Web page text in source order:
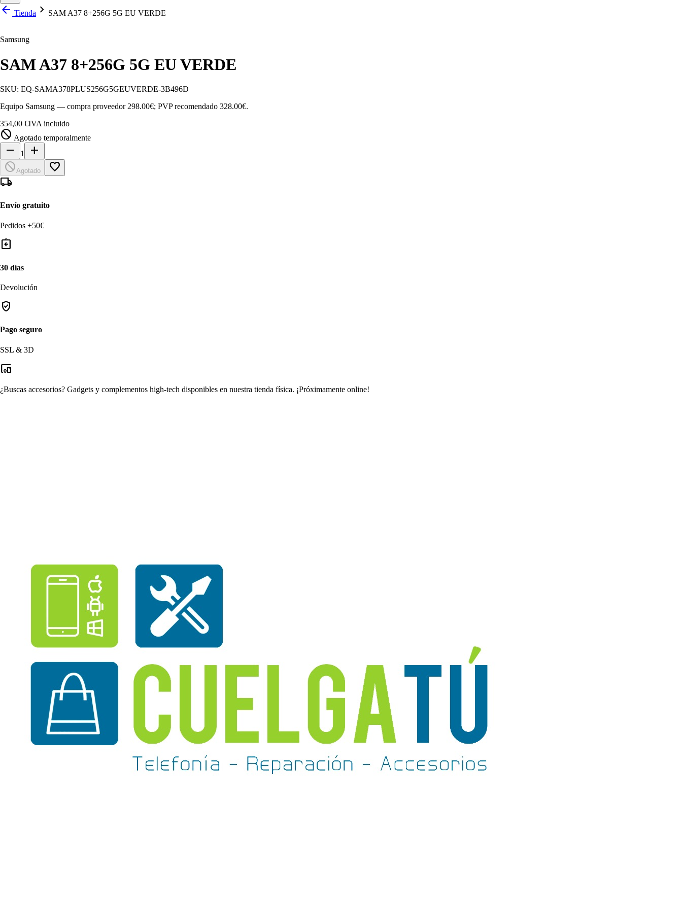
arrow_back Tienda chevron_right SAM A37 8+256G 5G EU VERDE
Samsung
SAM A37 8+256G 5G EU VERDE
SKU: EQ-SAMA378PLUS256G5GEUVERDE-3B496D
Equipo Samsung — compra proveedor 298.00€; PVP recomendado 328.00€.
354,00 €IVA incluido
block Agotado temporalmente
remove 1
add
blockAgotado
favorite_border
local_shipping
Envío gratuito
Pedidos +50€
assignment_return
30 días
Devolución
verified_user
Pago seguro
SSL & 3D
devices_other
¿Buscas accesorios? Gadgets y complementos high-tech disponibles en nuestra tienda física. ¡Próximamente online!